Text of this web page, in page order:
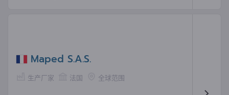
Maped S.A.S.
生产厂家 法国 全球范围